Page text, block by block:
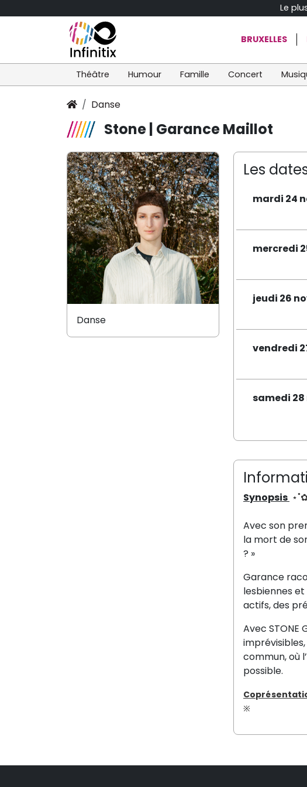
Le
BRUXELLES
Théâtre Humour Famille Concert
Danse
Stone | Garance Maillot
Les
mardi 24
mercredi
jeudi 26
vendredi
samedi 28
Synopsis
Avec son
la mort de
? »
Garance
lesbiennes
actifs, des
Avec
commun, où
possible.
※
Danse